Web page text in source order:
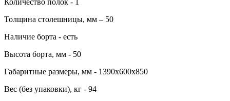
Толщина столешницы, мм – 50
Наличие борта - есть
Высота борта, мм - 50
Габаритные размеры, мм - 1390х600х850
Вес (без упаковки), кг - 94